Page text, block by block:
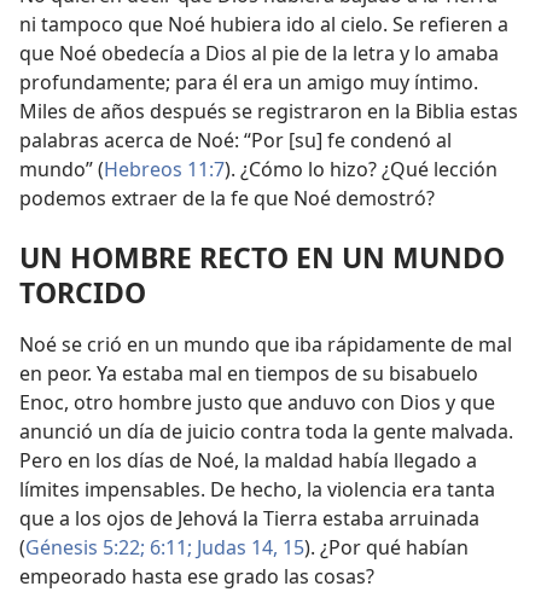
ni tampoco que Noé hubiera ido al cielo. Se refieren a
que Noé obedecía a Dios al pie de la letra y lo amaba
profundamente; para él era un amigo muy íntimo.
Miles de años después se registraron en la Biblia estas
palabras acerca de Noé: “Por [su] fe condenó al
mundo” (Hebreos 11:7). ¿Cómo lo hizo? ¿Qué lección
podemos extraer de la fe que Noé demostró?
UN HOMBRE RECTO EN UN MUNDO
TORCIDO
Noé se crió en un mundo que iba rápidamente de mal
en peor. Ya estaba mal en tiempos de su bisabuelo
Enoc, otro hombre justo que anduvo con Dios y que
anunció un día de juicio contra toda la gente malvada.
Pero en los días de Noé, la maldad había llegado a
límites impensables. De hecho, la violencia era tanta
que a los ojos de Jehová la Tierra estaba arruinada
(Génesis 5:22; 6:11; Judas 14, 15). ¿Por qué habían
empeorado hasta ese grado las cosas?